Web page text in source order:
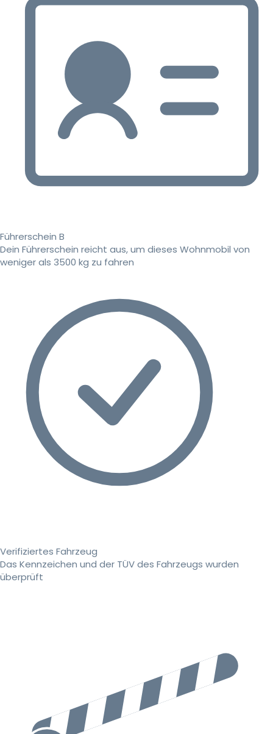
Führerschein B
Dein Führerschein reicht aus, um dieses Wohnmobil von
weniger als 3500 kg zu fahren
Verifiziertes Fahrzeug
Das Kennzeichen und der TÜV des Fahrzeugs wurden
überprüft